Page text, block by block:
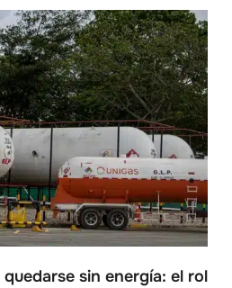
sin energía: el rol